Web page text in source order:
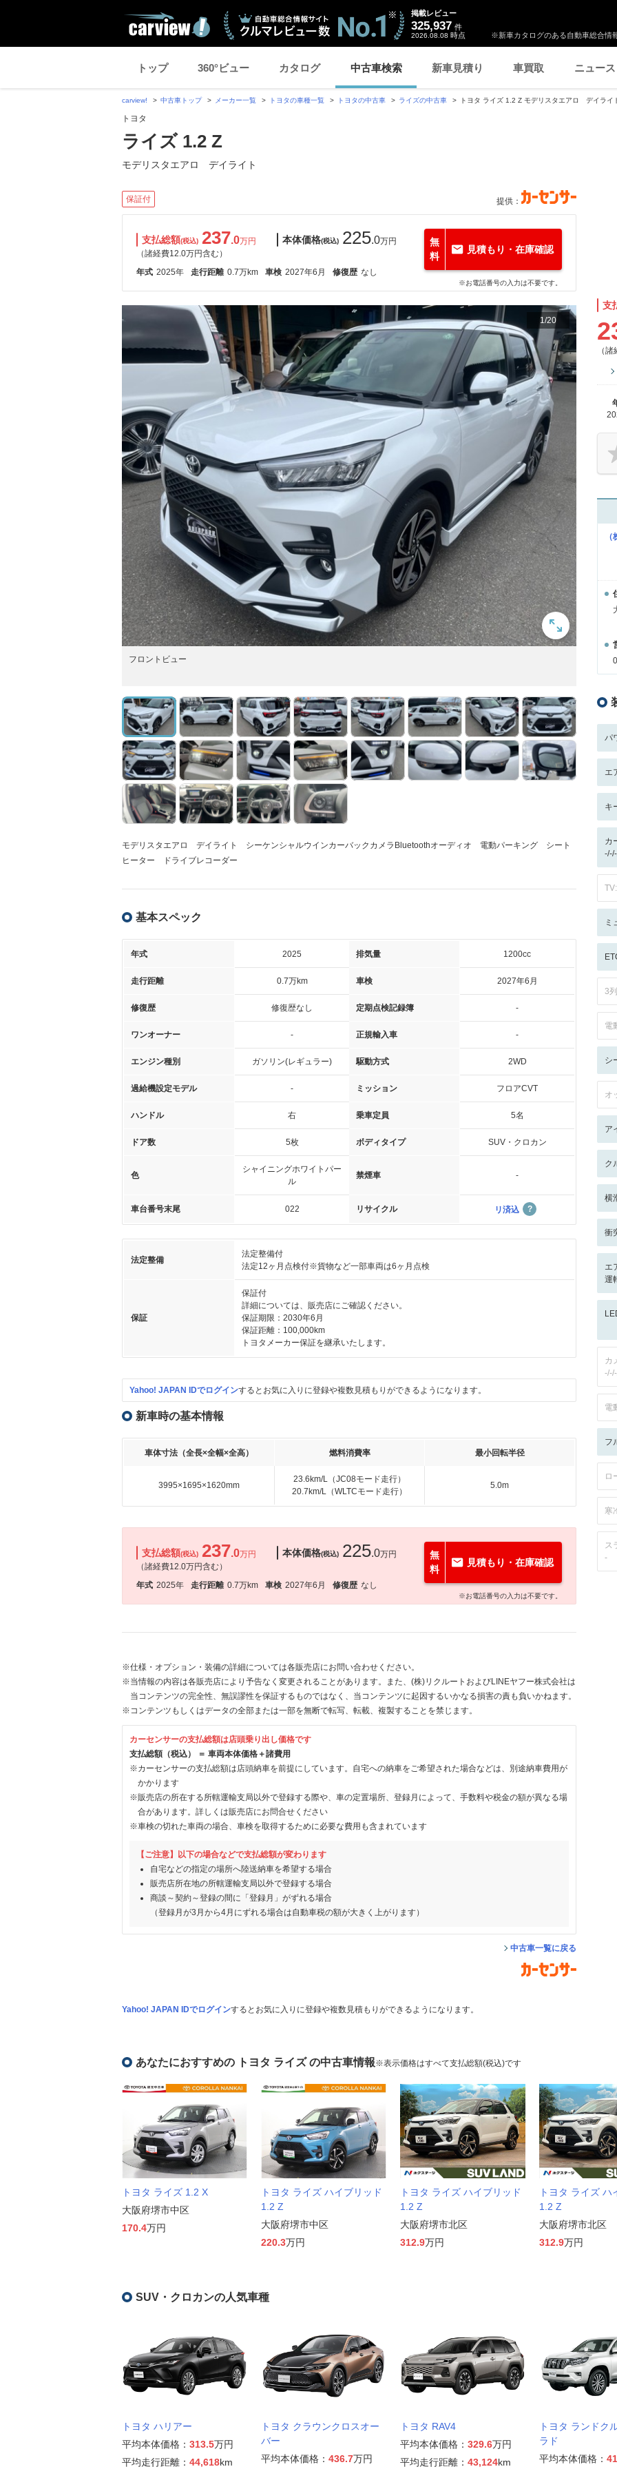
※新車カタログのある自動車総合情
掲載レビュー
325,937 件
2026.08.08 時点
トップ 360°ビュー カタログ 中古車検索 新車見積り 車買取 ニュース
carview! 中古車トップ メーカー一覧 トヨタの車種一覧 トヨタの中古車 ライズの中古車 トヨタ ライズ 1.2 Z モデリスタエアロ デイライ
トヨタ
ライズ 1.2 Z
モデリスタエアロ デイライト
保証付 提供：
支払総額(税込) 237.0万円
（諸経費12.0万円含む）
本体価格(税込) 225.0万円
年式 2025年 走行距離 0.7万km 車検 2027年6月 修復歴 なし
無
料
見積もり・在庫確認
※お電話番号の入力は不要です。
1/20
フロントビュー
モデリスタエアロ デイライト シーケンシャルウインカーバックカメラBluetoothオーディオ 電動パーキング シート
ヒーター ドライブレコーダー
基本スペック
年式 2025 排気量 1200cc
走行距離 0.7万km 車検 2027年6月
修復歴 修復歴なし 定期点検記録簿 -
ワンオーナー - 正規輸入車 -
エンジン種別 ガソリン(レギュラー) 駆動方式 2WD
過給機設定モデル - ミッション フロアCVT
ハンドル 右 乗車定員 5名
ドア数 5枚 ボディタイプ SUV・クロカン
色
シャイニングホワイトパー
ル
禁煙車 -
車台番号末尾 022 リサイクル リ済込
法定整備
法定整備付
法定12ヶ月点検付※貨物など一部車両は6ヶ月点検
保証
保証付
詳細については、販売店にご確認ください。
保証期限：2030年6月
保証距離：100,000km
トヨタメーカー保証を継承いたします。
Yahoo! JAPAN IDでログインするとお気に入りに登録や複数見積もりができるようになります。
新車時の基本情報
車体寸法（全長×全幅×全高） 燃料消費率 最小回転半径
3995×1695×1620mm
23.6km/L（JC08モード走行）
20.7km/L（WLTCモード走行）
5.0m
支払総額(税込) 237.0万円
（諸経費12.0万円含む）
本体価格(税込) 225.0万円
年式 2025年 走行距離 0.7万km 車検 2027年6月 修復歴 なし
無
料
見積もり・在庫確認
※お電話番号の入力は不要です。
※仕様・オプション・装備の詳細については各販売店にお問い合わせください。
※当情報の内容は各販売店により予告なく変更されることがあります。また、(株)リクルートおよびLINEヤフー株式会社は
当コンテンツの完全性、無誤謬性を保証するものではなく、当コンテンツに起因するいかなる損害の責も負いかねます。
※コンテンツもしくはデータの全部または一部を無断で転写、転載、複製することを禁じます。
カーセンサーの支払総額は店頭乗り出し価格です
支払総額（税込） ＝ 車両本体価格＋諸費用
※カーセンサーの支払総額は店頭納車を前提にしています。自宅への納車をご希望された場合などは、別途納車費用が
かかります
※販売店の所在する所轄運輸支局以外で登録する際や、車の定置場所、登録月によって、手数料や税金の額が異なる場
合があります。詳しくは販売店にお問合せください
※車検の切れた車両の場合、車検を取得するために必要な費用も含まれています
【ご注意】以下の場合などで支払総額が変わります
自宅などの指定の場所へ陸送納車を希望する場合
販売店所在地の所轄運輸支局以外で登録する場合
商談～契約～登録の間に「登録月」がずれる場合
（登録月が3月から4月にずれる場合は自動車税の額が大きく上がります）
中古車一覧に戻る
Yahoo! JAPAN IDでログインするとお気に入りに登録や複数見積もりができるようになります。
支
（
パ
エ
キ
カ
ミ
3
電
シ
オ
ア
ク
横
衝
エ
運
カ
電
フ
ロ
寒
ス
-
あなたにおすすめの トヨタ ライズ の中古車情報※表示価格はすべて支払総額(税込)です
トヨタ ライズ 1.2 X
大阪府堺市中区
170.4万円
トヨタ ライズ ハイブリッド
1.2 Z
大阪府堺市中区
220.3万円
トヨタ ライズ ハイブリッド
1.2 Z
大阪府堺市北区
312.9万円
トヨタ ライズ ハ
1.2 Z
大阪府堺市北区
312.9万円
SUV・クロカンの人気車種
トヨタ ハリアー
平均本体価格： 313.5万円
平均走行距離： 44,618km
トヨタ クラウンクロスオー
バー
平均本体価格： 436.7万円
トヨタ RAV4
平均本体価格： 329.6万円
平均走行距離： 43,124km
トヨタ ランドク
ラド
平均本体価格：